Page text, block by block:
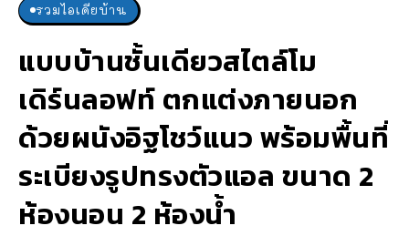
รวมไอเดียบ้าน
แบบบ้านชั้นเดียวสไตล์โม
เดิร์นลอฟท์ ตกแต่งภายนอก
ด้วยผนังอิฐโชว์แนว พร้อมพื้นที่
ระเบียงรูปทรงตัวแอล ขนาด 2
ห้องนอน 2 ห้องน้ำ